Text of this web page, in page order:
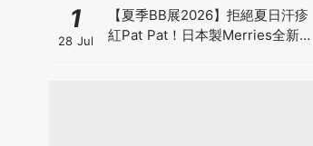
1
28 Jul
【夏季BB展2026】拒絕夏日汗疹
紅Pat Pat！日本製Merries全新超